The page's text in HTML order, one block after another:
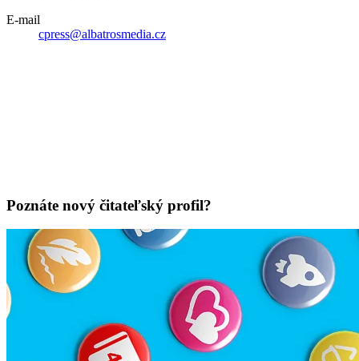
E-mail
cpress@albatrosmedia.cz
Poznáte nový čitateľský profil?